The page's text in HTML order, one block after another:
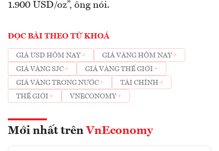
1.900 USD/oz”, ông nói.
ĐỌC BÀI THEO TỪ KHOÁ
GIÁ USD HÔM NAY
GIÁ VÀNG HÔM NAY
GIÁ VÀNG SJC
GIÁ VÀNG THẾ GIỚI
GIÁ VÀNG TRONG NƯỚC
TÀI CHÍNH
THẾ GIỚI
VNECONOMY
Mới nhất trên VnEconomy